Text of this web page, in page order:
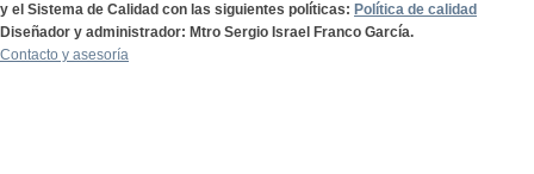
y el Sistema de Calidad con las siguientes políticas: Política de calidad
Diseñador y administrador: Mtro Sergio Israel Franco García.
Contacto y asesoría